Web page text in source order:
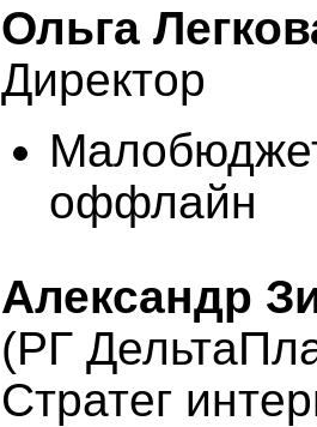
Ольга
Директор
оффлайн
Александр
(РГ
Стратег